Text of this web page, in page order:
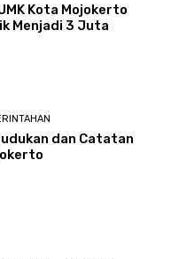
Kota Mojokerto
Menjadi 3 Juta
dan Catatan